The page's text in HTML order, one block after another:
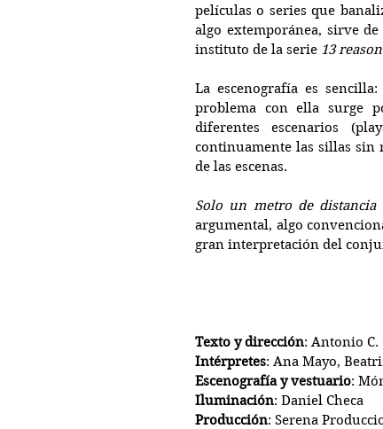
películas o series que
algo extemporánea, sirve
instituto de la serie 13
La escenografía es
problema con ella surge
diferentes escenarios
continuamente las sillas sin
de las escenas.
Solo un metro de distancia
argumental, algo
gran interpretación del
Texto y dirección: Antonio C.
Intérpretes: Ana Mayo,
Escenografía y vestuario:
Iluminación: Daniel Checa
Producción: Serena